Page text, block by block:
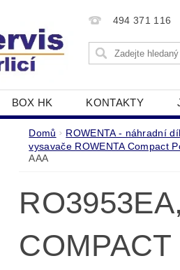
494 371 116
BOX HK KONTAKTY
NÁM OBCHODNÍ
Domů ROWENTA - náhradní
vysavače ROWENTA Compact
AAA